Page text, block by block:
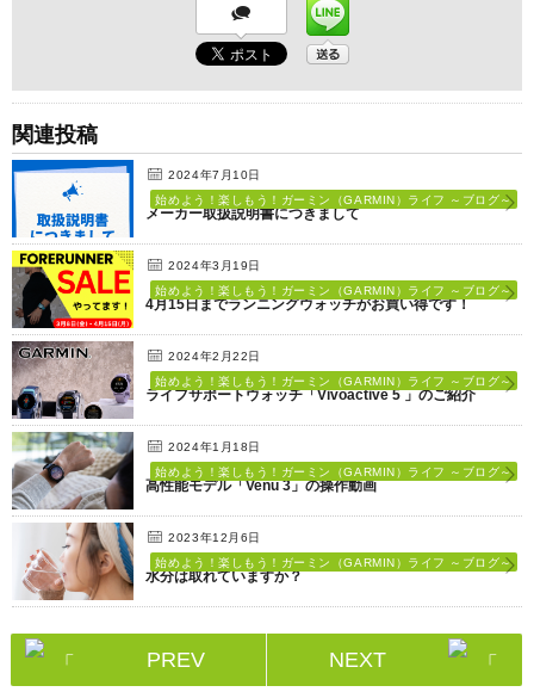
関連投稿
2024年7月10日
始めよう！楽しもう！ガーミン（GARMIN）ライフ ～ブログ～
メーカー取扱説明書につきまして
2024年3月19日
始めよう！楽しもう！ガーミン（GARMIN）ライフ ～ブログ～
4月15日までランニングウォッチがお買い得です！
2024年2月22日
始めよう！楽しもう！ガーミン（GARMIN）ライフ ～ブログ～
ライフサポートウォッチ「Vivoactive 5 」のご紹介
2024年1月18日
始めよう！楽しもう！ガーミン（GARMIN）ライフ ～ブログ～
高性能モデル「Venu 3」の操作動画
2023年12月6日
始めよう！楽しもう！ガーミン（GARMIN）ライフ ～ブログ～
水分は取れていますか？
PREV NEXT